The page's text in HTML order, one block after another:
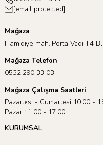
[email protected]
Mağaza
Hamidiye mah. Porta Vadi T4
Mağaza Telefon
0532 290 33 08
Mağaza Çalışma Saatleri
Pazartesi - Cumartesi 10:00 -
Pazar 11:00 - 17:00
KURUMSAL